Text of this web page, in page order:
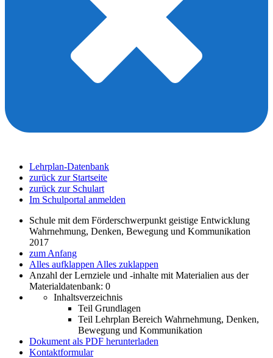
Lehrplan-Datenbank
zurück zur Startseite
zurück zur Schulart
Im Schulportal anmelden
Schule mit dem Förderschwerpunkt geistige Entwicklung
Wahrnehmung, Denken, Bewegung und Kommunikation
2017
zum Anfang
Alles aufklappen Alles zuklappen
Anzahl der Lernziele und -inhalte mit Materialien aus der
Materialdatenbank: 0
Inhaltsverzeichnis
Teil Grundlagen
Teil Lehrplan Bereich Wahrnehmung, Denken,
Bewegung und Kommunikation
Dokument als PDF herunterladen
Kontaktformular